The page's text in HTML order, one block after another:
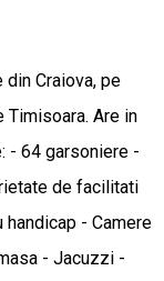
Craiova, pe
Timisoara. Are in
- 64 garsoniere -
de facilitati
- Camere
- Jacuzzi -